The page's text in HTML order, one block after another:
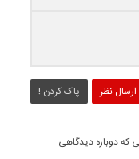
ارسال نظر پاک کردن !
که دوباره دیدگاهی